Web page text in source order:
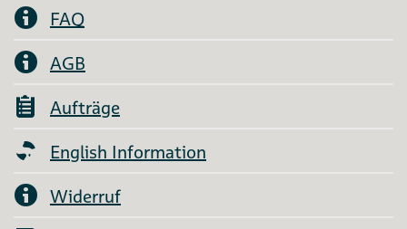
FAQ
AGB
Aufträge
English Information
Widerruf